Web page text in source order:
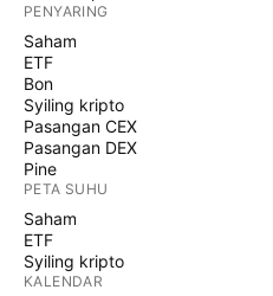
PENYARING
Saham
ETF
Bon
Syiling kripto
Pasangan CEX
Pasangan DEX
Pine
PETA SUHU
Saham
ETF
Syiling kripto
KALENDAR